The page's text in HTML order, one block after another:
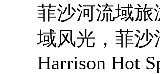
菲沙河流域
域风光，菲沙
Harrison Hot